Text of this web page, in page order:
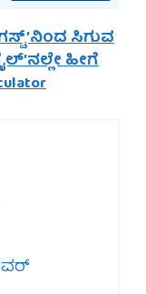
ಸಿಗುವ
ಹೀಗೆ